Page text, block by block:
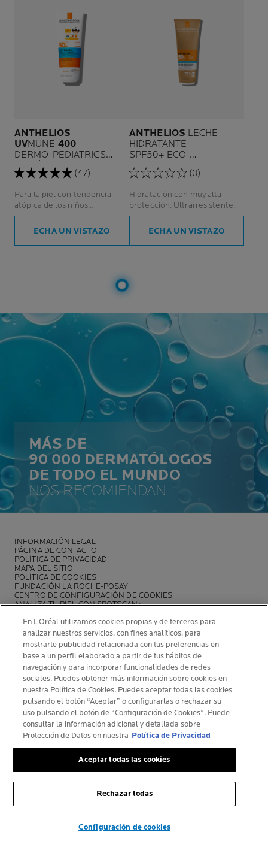
ANTHELIOS
UVMUNE 400
DERMO-PEDIATRICS
LOCIÓN HIDRATANTE
SPF 50+
(47)
Para la piel con tendencia
atópica de los niños.
Protección contra rayos UVA
ultralargos*.
ECHA UN VISTAZO
ANTHELIOS LECHE
HIDRATANTE
SPF50+ ECO-
SOSTENIBLE
(0)
Hidratación con muy alta
protección. Ultrarresistente.
ECHA UN VISTAZO
MÁS DE
90 000 DERMATÓLOGOS
DE TODO EL MUNDO
NOS RECOMIENDAN
INFORMACIÓN LEGAL
PÁGINA DE CONTACTO
POLÍTICA DE PRIVACIDAD
MAPA DEL SITIO
POLÍTICA DE COOKIES
FUNDACIÓN LA ROCHE-POSAY
CENTRO DE CONFIGURACIÓN DE COOKIES
ANALIZA TU PIEL CON SPOTSCAN+
NEWSLETTER
INFORMACIÓN DEL FABRICANTE
COSMETIQUE ACTIVE INTERNATIONAL
La Roche-Posay Laboratoire Dermatologique CAI
86270 La Roche-Posay France
© Centre Thermal de La Roche-Posay
En L’Oréal utilizamos cookies propias y de terceros para
analizar nuestros servicios, con fines analíticos, para
mostrarte publicidad relacionada con tus preferencias en
base a un perfil elaborado a partir de tus hábitos de
navegación y para incorporar funcionalidades de redes
sociales. Puedes obtener más información sobre cookies en
nuestra Política de Cookies. Puedes aceptar todas las cookies
pulsando el botón “Aceptar” o configurarlas o rechazar su
uso pulsando el botón de “Configuración de Cookies”. Puede
consultar la información adicional y detallada sobre
Protección de Datos en nuestra Política de Privacidad
Configuración de cookies
Rechazar todas
Aceptar todas las cookies